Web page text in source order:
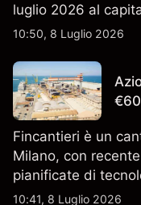
luglio 2026 al
piano. Esplora i
un indicatore
10:50, 8 Luglio 2026
Fincantieri è un
Milano, con
pianificate di
Scopri i target di
10:41, 8 Luglio 2026